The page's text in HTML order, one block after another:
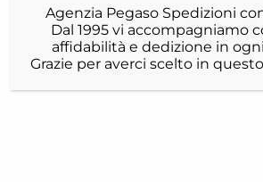
Agenzia Pegaso Spedizioni
Dal 1995 vi accompagniamo
affidabilità e dedizione in
Grazie per averci scelto in